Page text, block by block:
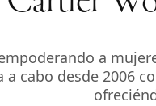
a
a cabo desde 2006